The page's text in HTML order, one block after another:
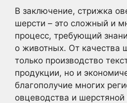
В заключение, стрижка
шерсти – это сложный и
процесс, требующий
о животных. От качества
только производство
продукции, но и
благополучие многих
овцеводства и